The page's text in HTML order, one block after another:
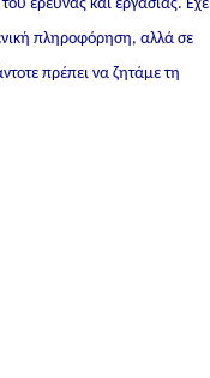
έρευνας και εργασίας.
πληροφόρηση, αλλά σε
πρέπει να ζητάμε τη